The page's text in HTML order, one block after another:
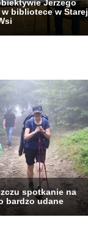
Jerzego
bibliotece w Starej
spotkanie na
bardzo udane